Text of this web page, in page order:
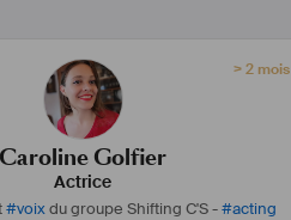
> 2 mois
Caroline Golfier
Actrice
#voixdu groupe Shifting C'S -#acting